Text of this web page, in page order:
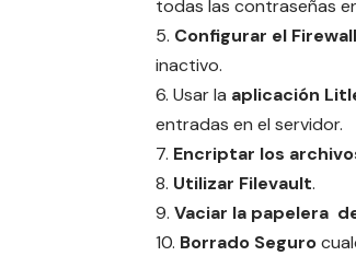
todas las contraseñas
5. Configurar el Firewall
inactivo.
6. Usar la aplicación
entradas en el servidor.
7. Encriptar los
8. Utilizar Filevault.
9. Vaciar la papelera
10. Borrado Seguro